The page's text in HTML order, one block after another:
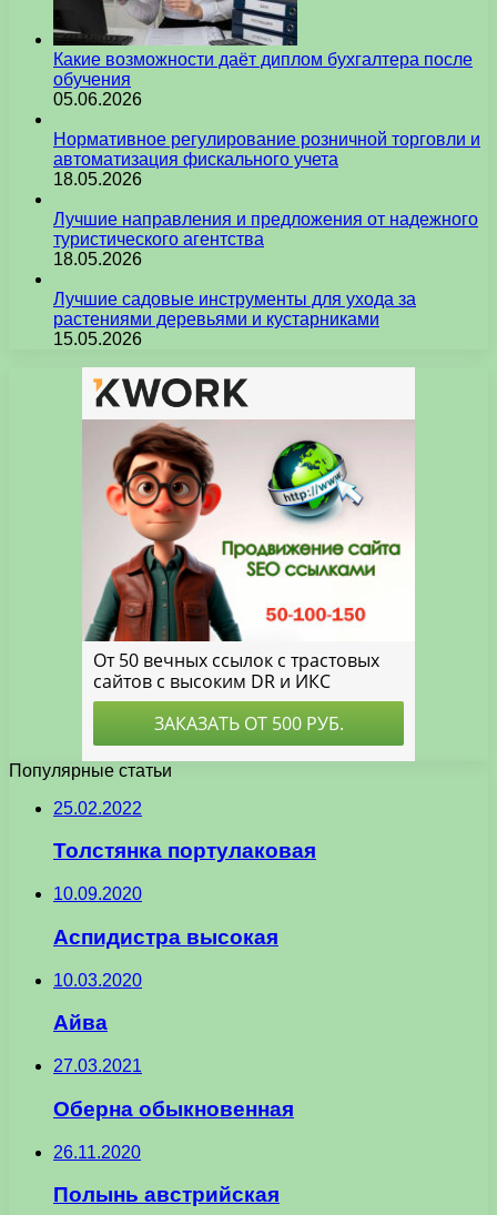
Какие возможности даёт диплом бухгалтера после
обучения
05.06.2026
Нормативное регулирование розничной торговли и
автоматизация фискального учета
18.05.2026
Лучшие направления и предложения от надежного
туристического агентства
18.05.2026
Лучшие садовые инструменты для ухода за
растениями деревьями и кустарниками
15.05.2026
Популярные статьи
25.02.2022
Толстянка портулаковая
10.09.2020
Аспидистра высокая
10.03.2020
Айва
27.03.2021
Оберна обыкновенная
26.11.2020
Полынь австрийская